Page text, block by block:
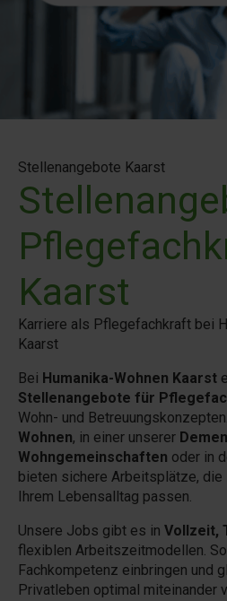
Stellenangebote Kaarst
Kaarst
Karriere als Pflegefachkraft bei
Kaarst
Bei Humanika-Wohnen Kaarst
Stellenangebote für
Wohn- und
Wohnen, in einer unserer
Wohngemeinschaften oder in
bieten sichere Arbeitsplätze, die
Ihrem Lebensalltag passen.
Unsere Jobs gibt es in Vollzeit,
flexiblen Arbeitszeitmodellen.
Fachkompetenz einbringen und
Privatleben optimal miteinander